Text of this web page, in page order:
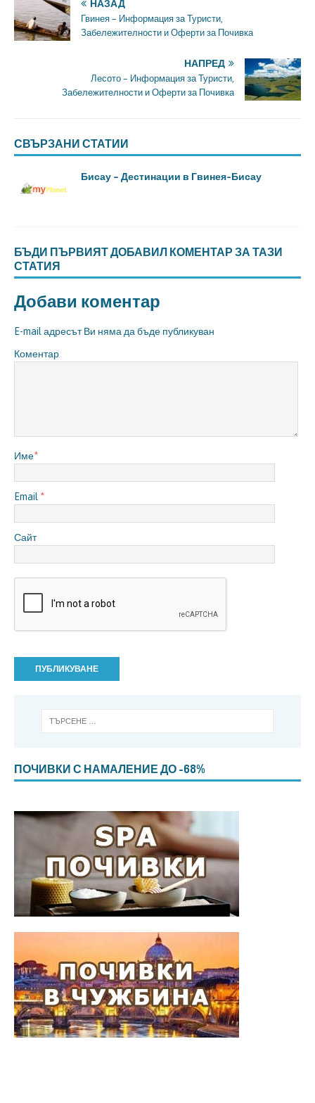
НАЗАД
Гвинея – Информация за Туристи,
Забележителности и Оферти за Почивка
НАПРЕД
Лесото – Информация за Туристи,
Забележителности и Оферти за Почивка
СВЪРЗАНИ СТАТИИ
Бисау – Дестинации в Гвинея-Бисау
БЪДИ ПЪРВИЯТ ДОБАВИЛ КОМЕНТАР ЗА ТАЗИ
СТАТИЯ
Добави коментар
E-mail адресът Ви няма да бъде публикуван
Коментар
Име*
Email *
Сайт
ПОЧИВКИ С НАМАЛЕНИЕ ДО -68%